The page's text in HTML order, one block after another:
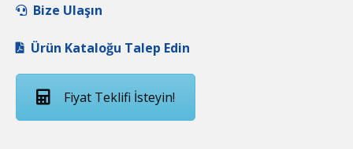
Bize Ulaşın
Ürün Kataloğu Talep Edin
Fiyat Teklifi İsteyin!